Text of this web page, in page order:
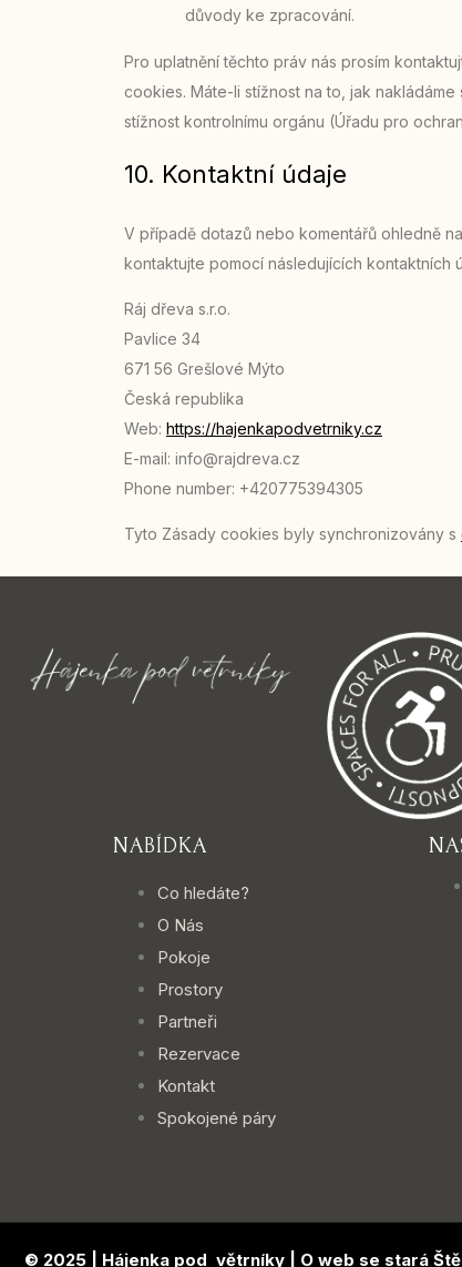
důvody ke zpracování.
Pro uplatnění těchto práv nás prosím
cookies. Máte-li stížnost na to, jak
stížnost kontrolnímu orgánu (Úřadu pro
10. Kontaktní údaje
V případě dotazů nebo komentářů ohledně
kontaktujte pomocí následujících kontaktních
Ráj dřeva s.r.o.
Pavlice 34
671 56 Grešlové Mýto
Česká republika
Web: https://hajenkapodvetrniky.cz
E-mail: info@rajdreva.cz
Phone number: +420775394305
Tyto Zásady cookies byly synchronizovány s
NABÍDKA
Co hledáte?
O Nás
Pokoje
Prostory
Partneři
Rezervace
Kontakt
Spokojené páry
© 2025 | Hájenka pod větrníky | O web se stará